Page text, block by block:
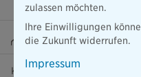
Beraterportal
Karriere
zulassen möchten.
Ihre Einwilligungen
die Zukunft widerrufen.
Impressum